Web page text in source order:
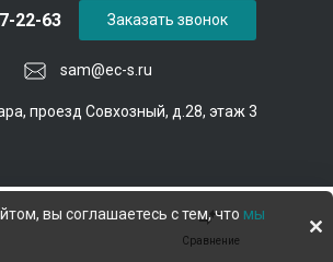
Сравнение
sam@ec-s.ru
22-63
проезд Совхозный, д.28, этаж 3
Заказать звонок
вы соглашаетесь с тем, что мы